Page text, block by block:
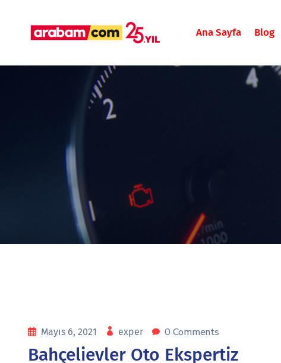
Ana Sayfa Blog
Mayıs 6, 2021 exper 0 Comments
Bahçelievler Oto Ekspertiz